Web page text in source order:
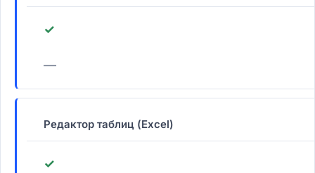
✓
—
Редактор таблиц (Excel)
✓